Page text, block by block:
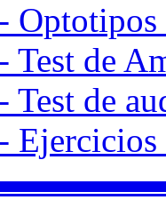
Test de
Test de